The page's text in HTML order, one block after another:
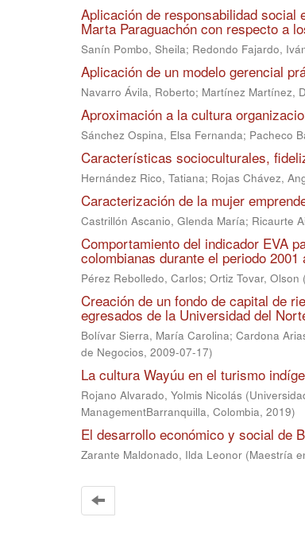
Aplicación de responsabilidad
Marta Paraguachón con respecto a
Sanín Pombo, Sheila; Redondo Fajardo,
Aplicación de un modelo gerencial
Navarro Ávila, Roberto; Martínez Martínez,
Aproximación a la cultura
Sánchez Ospina, Elsa Fernanda; Pacheco
Características socioculturales,
Hernández Rico, Tatiana; Rojas Chávez,
Caracterización de la mujer
Castrillón Ascanio, Glenda María; Ricaurte
Comportamiento del indicador EVA
colombianas durante el periodo 2001
Pérez Rebolledo, Carlos; Ortiz Tovar, Olson (
Creación de un fondo de capital de
egresados de la Universidad del
Bolívar Sierra, María Carolina; Cardona
de Negocios, 2009-07-17)
La cultura Wayúu en el turismo
Rojano Alvarado, Yolmis Nicolás (
ManagementBarranquilla, Colombia, 2019)
El desarrollo económico y social de
Zarante Maldonado, Ilda Leonor (Maestría